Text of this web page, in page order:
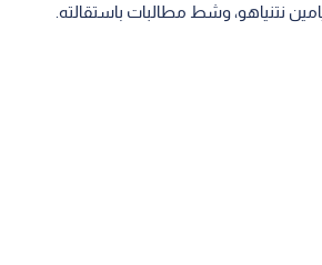
نتنياهو، وشط مطالبات باستقالته.